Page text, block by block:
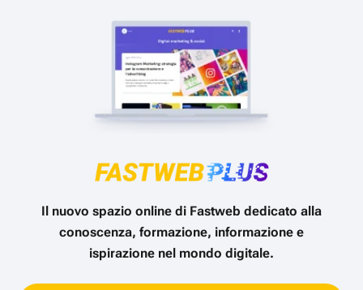
Il nuovo spazio online di Fastweb dedicato alla
conoscenza, formazione, informazione e
ispirazione nel mondo digitale.